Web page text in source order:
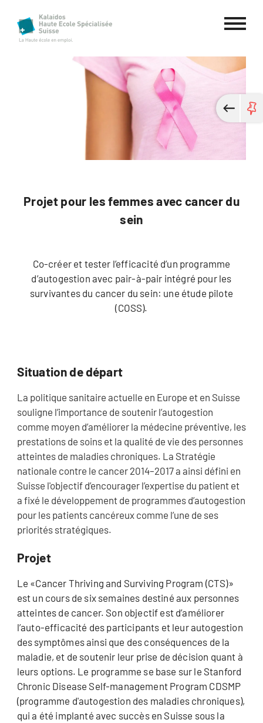
Haute école spécialisée Kalaidos
Projet pour les femmes avec cancer du
sein
Co-créer et tester l’efficacité d’un programme
d’autogestion avec pair-à-pair intégré pour les
survivantes du cancer du sein: une étude pilote
(COSS).
Situation de départ
La politique sanitaire actuelle en Europe et en Suisse
souligne l’importance de soutenir l’autogestion
comme moyen d’améliorer la médecine préventive, les
prestations de soins et la qualité de vie des personnes
atteintes de maladies chroniques. La Stratégie
nationale contre le cancer 2014–2017 a ainsi défini en
Suisse l'objectif d’encourager l’expertise du patient et
a fixé le développement de programmes d’autogestion
pour les patients cancéreux comme l’une de ses
priorités stratégiques.
Projet
Le «Cancer Thriving and Surviving Program (CTS)»
est un cours de six semaines destiné aux personnes
atteintes de cancer. Son objectif est d’améliorer
l’auto-efficacité des participants et leur autogestion
des symptômes ainsi que des conséquences de la
maladie, et de soutenir leur prise de décision quant à
leurs options. Le programme se base sur le Stanford
Chronic Disease Self-management Program CDSMP
(programme d'autogestion des maladies chroniques),
qui a été implanté avec succès en Suisse sous la